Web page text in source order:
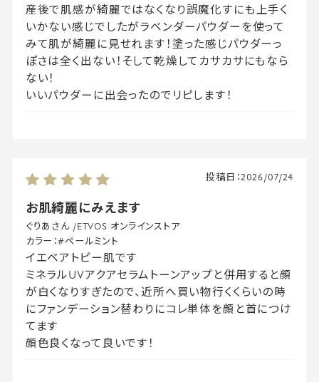
産後で肌感が綺麗ではなくなり誤魔化すにも上手く
いかない感じでしたがラベンダーパウダーを使って
みて肌が綺麗に見せれます！塗った感じパウダーっ
ぽさは全く出ない！そして乾燥してカサカサにもなら
ない！
いいパウダーに出会ったのでリピします！
お肌綺麗にみえます
投稿日：2026/07/24
ぐりあさん /ETVOS オンラインストア
カラー：#ペールミント
イエベアトピー肌です
ミネラルUVアクアセラムトーンアップと併用すると顔
が白くなりすぎたので、近所へ買い物行くくらいの時
にファンデーション替わりにコレ単体を顔と首につけ
てます
顔色良くなって良いです！